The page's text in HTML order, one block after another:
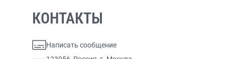
КОНТАКТЫ
Написать сообщение